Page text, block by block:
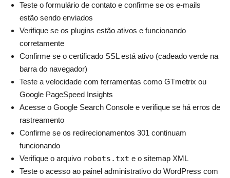
Teste o formulário de contato e confirme se os e-mails
estão sendo enviados
Verifique se os plugins estão ativos e funcionando
corretamente
Confirme se o certificado SSL está ativo (cadeado verde na
barra do navegador)
Teste a velocidade com ferramentas como GTmetrix ou
Google PageSpeed Insights
Acesse o Google Search Console e verifique se há erros de
rastreamento
Confirme se os redirecionamentos 301 continuam
funcionando
Verifique o arquivo robots.txt e o sitemap XML
Teste o acesso ao painel administrativo do WordPress com